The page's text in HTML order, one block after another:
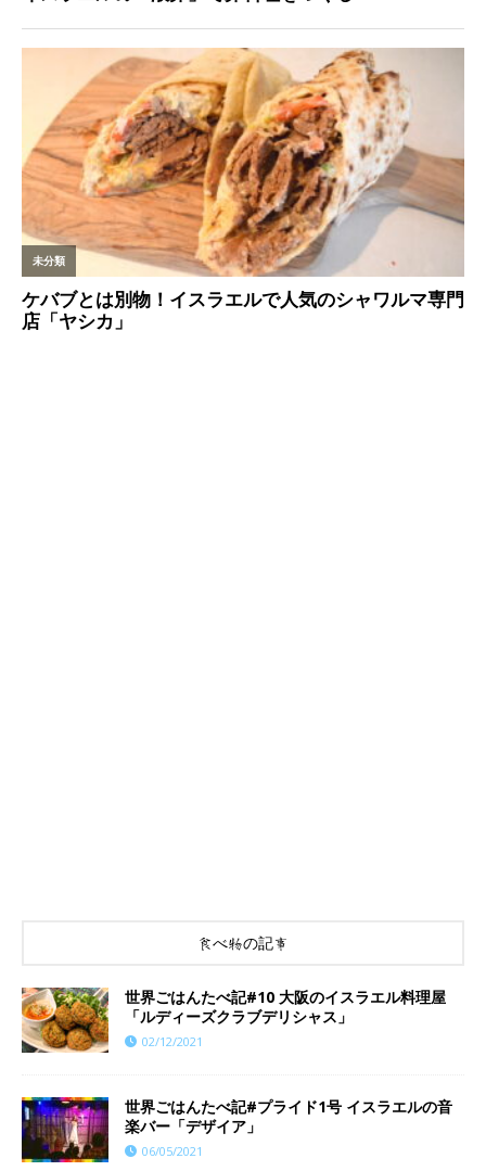
食べ物の記事
世界ごはんたべ記#10 大阪のイスラエル料理屋
「ルディーズクラブデリシャス」
02/12/2021
世界ごはんたべ記#プライド1号 イスラエルの音
楽バー「デザイア」
06/05/2021